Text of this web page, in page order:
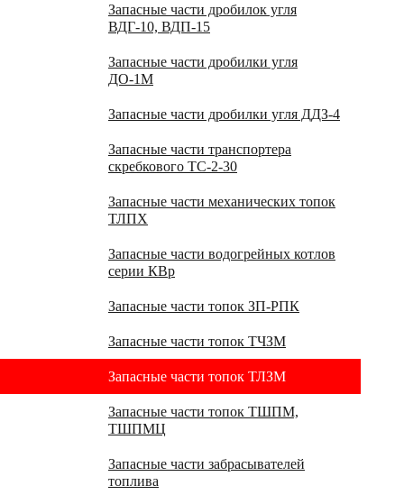
Запасные части дробилок угля
ВДГ-10, ВДП-15
Запасные части дробилки угля
ДО-1М
Запасные части дробилки угля ДДЗ-4
Запасные части транспортера
скребкового ТС-2-30
Запасные части механических топок
ТЛПХ
Запасные части водогрейных котлов
серии КВр
Запасные части топок ЗП-РПК
Запасные части топок ТЧЗМ
Запасные части топок ТЛЗМ
Запасные части топок ТШПМ,
ТШПМЦ
Запасные части забрасывателей
топлива